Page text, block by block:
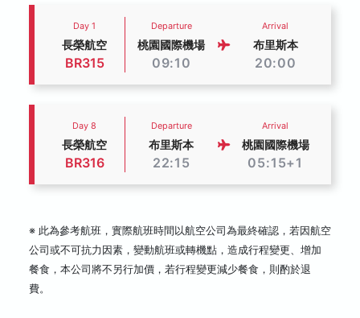
Day 1
長榮航空
BR315
Departure
桃園國際機場
09:10
Arrival
布里斯本
20:00
Day 8
長榮航空
BR316
Departure
布里斯本
22:15
Arrival
桃園國際機場
05:15+1
※ 此為參考航班，實際航班時間以航空公司為最終確認，若因航空
公司或不可抗力因素，變動航班或轉機點，造成行程變更、增加
餐食，本公司將不另行加價，若行程變更減少餐食，則酌於退
費。